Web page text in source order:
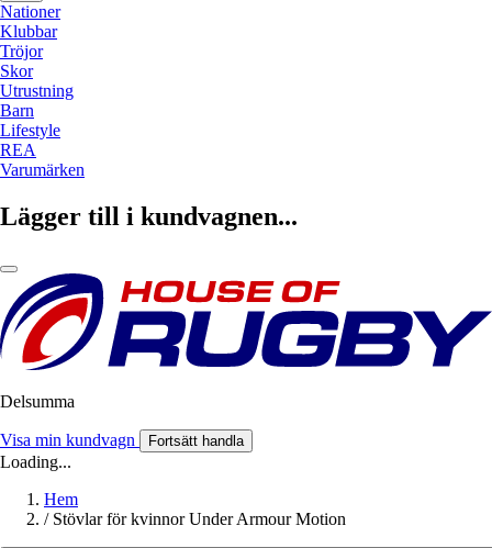
Nationer
Klubbar
Tröjor
Skor
Utrustning
Barn
Lifestyle
REA
Varumärken
Lägger till i kundvagnen...
Delsumma
Visa min kundvagn Fortsätt handla
Loading...
Hem
/ Stövlar för kvinnor Under Armour Motion